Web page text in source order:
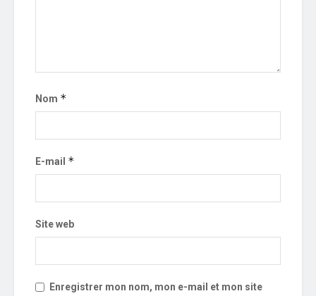
Nom *
E-mail *
Site web
Enregistrer mon nom, mon e-mail et mon site